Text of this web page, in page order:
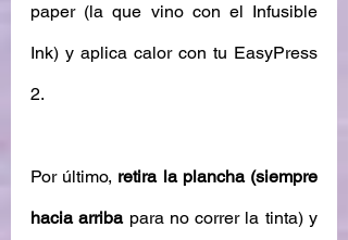
paper (la que vino con el Infusible
Ink) y aplica calor con tu EasyPress
2.
Por último, retira la plancha (siempre
hacia arriba para no correr la tinta) y